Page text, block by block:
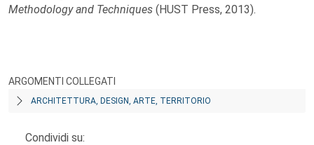
Methodology and Techniques (HUST Press, 2013).
ARGOMENTI COLLEGATI
ARCHITETTURA, DESIGN, ARTE, TERRITORIO
Condividi su: